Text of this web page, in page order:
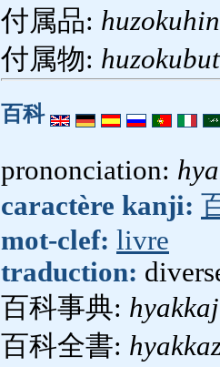
付属品: huzokuhin
付属物:
百科
prononciation:
caractère kanji:
mot-clef: livre
traduction:
百科事典:
百科全書: